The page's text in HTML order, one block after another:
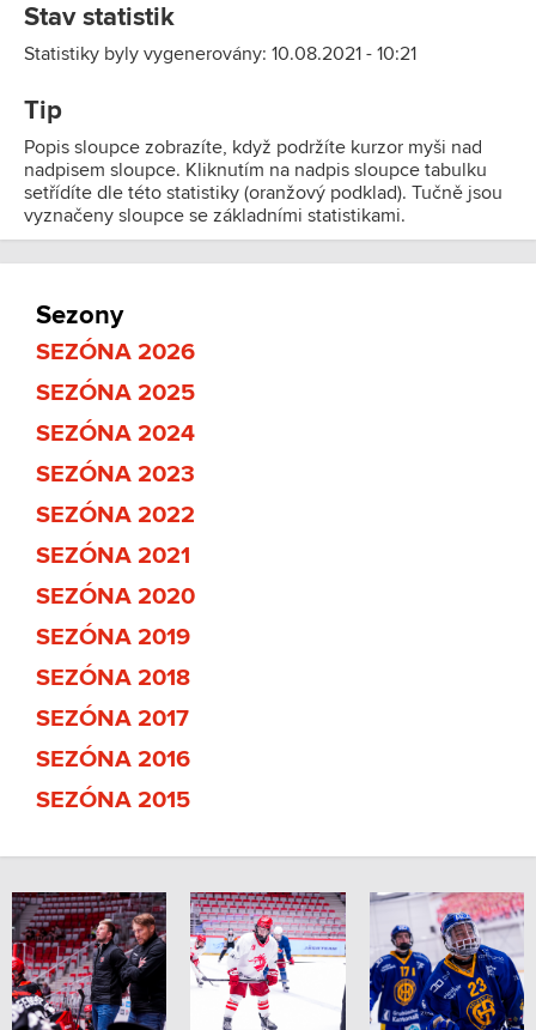
Stav statistik
Statistiky byly vygenerovány: 10.08.2021 - 10:21
Tip
Popis sloupce zobrazíte, když podržíte kurzor myši nad
nadpisem sloupce. Kliknutím na nadpis sloupce tabulku
setřídíte dle této statistiky (oranžový podklad). Tučně jsou
vyznačeny sloupce se základními statistikami.
Sezony
SEZÓNA 2026
SEZÓNA 2025
SEZÓNA 2024
SEZÓNA 2023
SEZÓNA 2022
SEZÓNA 2021
SEZÓNA 2020
SEZÓNA 2019
SEZÓNA 2018
SEZÓNA 2017
SEZÓNA 2016
SEZÓNA 2015